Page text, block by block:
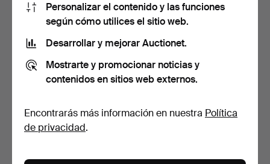
OLA BILLGREN. DIBUJO
CON ROTULADOR.
Figura…
Subastado 3 ago 2025
445 USD
OLGA JUNGBECK. Dibujos,
Subastado 3 ago 2025
32 USD
Personalizar el contenido y las funciones
según cómo utilices el sitio web.
Desarrollar y mejorar Auctionet.
Mostrarte y promocionar noticias y
contenidos en sitios web externos.
Encontrarás más información en nuestra Política
de privacidad.